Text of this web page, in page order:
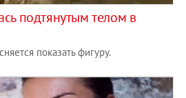
подтянутым телом в
показать фигуру.